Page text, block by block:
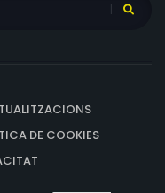
DE COOKIES